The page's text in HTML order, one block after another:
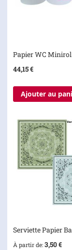
Papier WC Minirol
44,15 €
Ajouter au
Serviette Papier
À partir de 3,50 €